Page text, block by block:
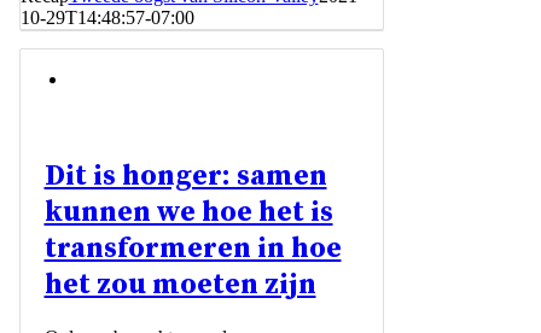
10-29T14:48:57-07:00
Dit is honger: samen
kunnen we hoe het is
transformeren in hoe
het zou moeten zijn